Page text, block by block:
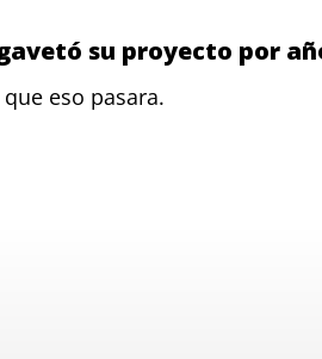
su proyecto por
eso pasara.